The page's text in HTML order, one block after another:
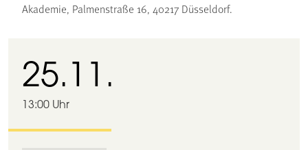
Akademie, Palmenstraße 16, 40217 Düsseldorf.
25.11.
13:00 Uhr